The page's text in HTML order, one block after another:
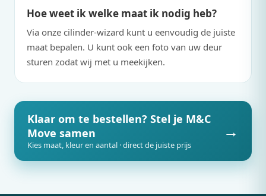
Hoe weet ik welke maat ik nodig heb?
Via onze cilinder-wizard kunt u eenvoudig de juiste
maat bepalen. U kunt ook een foto van uw deur
sturen zodat wij met u meekijken.
Klaar om te bestellen? Stel je M&C
Move samen
Kies maat, kleur en aantal · direct de juiste prijs
→